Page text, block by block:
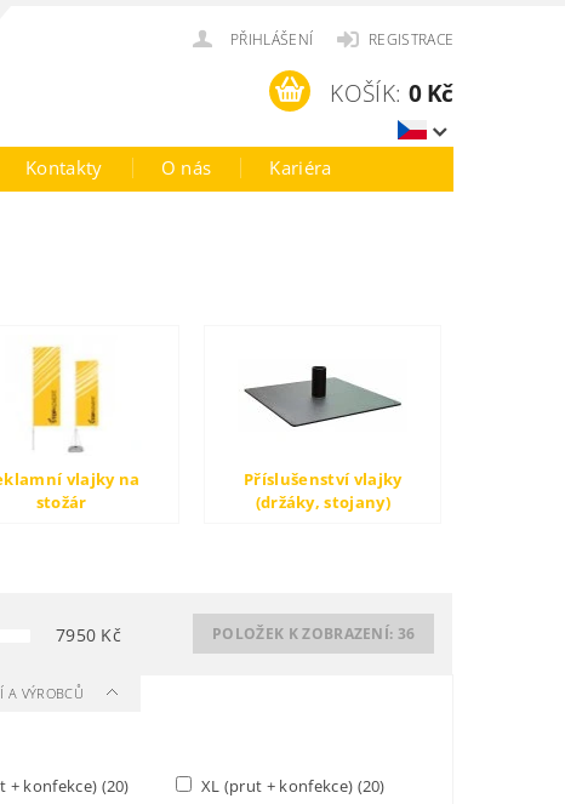
PŘIHLÁŠENÍ REGISTRACE
KOŠÍK: 0 Kč
Kontakty O nás Kariéra
vlajky na
stožár
Příslušenství vlajky
(držáky, stojany)
7950 Kč POLOŽEK K ZOBRAZENÍ: 36
A VÝROBCŮ
+ konfekce) (20) XL (prut + konfekce) (20)